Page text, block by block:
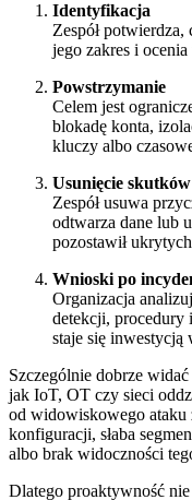
Identyfikacja
Zespół
jego zakres i ocenia
Powstrzymanie
Celem jest
blokadę konta,
kluczy albo
Usunięcie
Zespół usuwa
odtwarza dane lub
pozostawił
Wnioski po
Organizacja
detekcji, procedury
staje się inwestycją
Szczególnie dobrze
jak IoT, OT czy sieci
od widowiskowego ataku
konfiguracji, słaba
albo brak widoczności
Dlatego proaktywność